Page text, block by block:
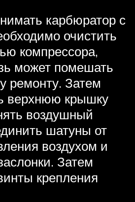
карбюратор с
очистить
компрессора,
может помешать
ремонту. Затем
верхнюю крышку
воздушный
шатуны от
воздухом и
Затем
крепления